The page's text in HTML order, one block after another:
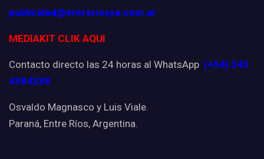
publicidad@entreriosya.com.ar
MEDIAKIT CLIK AQUI
Contacto directo las 24 horas al WhatsApp (+54) 343
4384338
Osvaldo Magnasco y Luis Viale.
Paraná, Entre Ríos, Argentina.